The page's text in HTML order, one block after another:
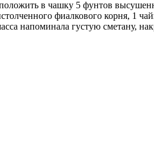
в чашку 5 фунтов
фиалкового корня, 1
напоминала густую сметану,